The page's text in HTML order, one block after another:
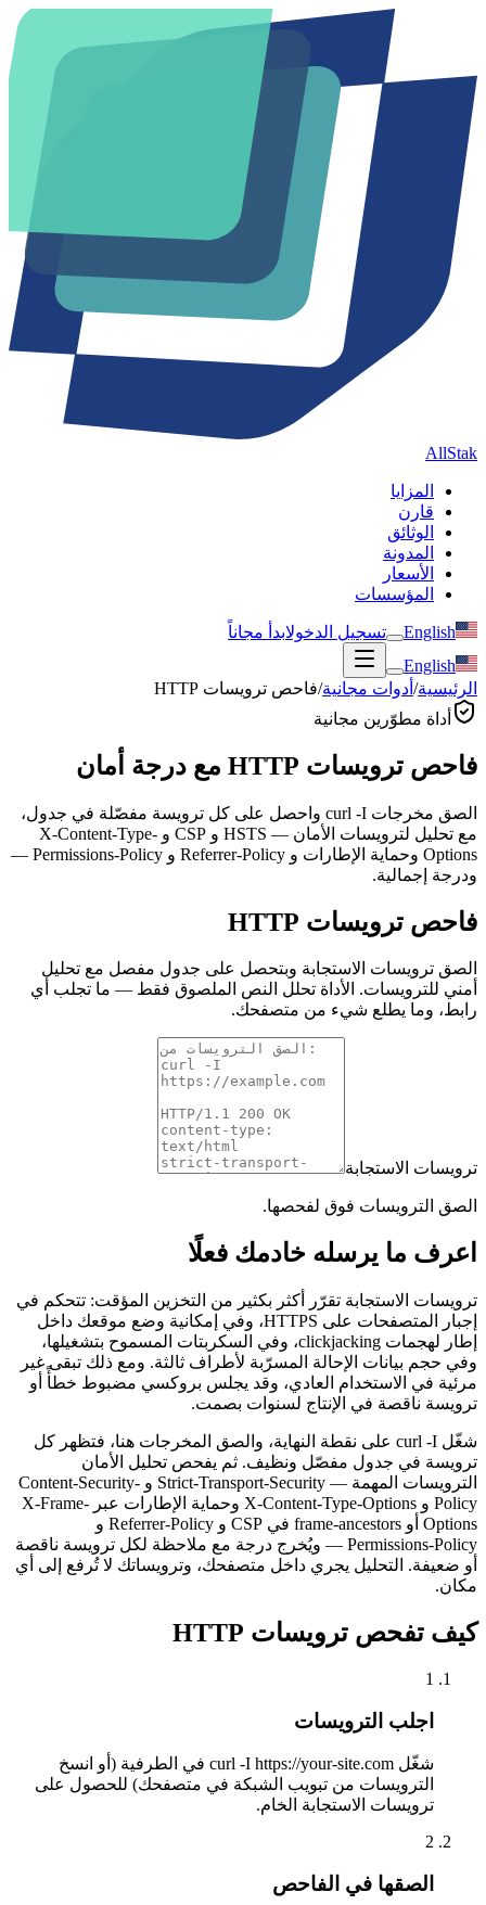
AllStak
المزايا
قارن
الوثائق
المدونة
الأسعار
المؤسسات
English تسجيل الدخولابدأ مجاناً
English
الرئيسية/ أدوات مجانية/فاحص ترويسات HTTP
أداة مطوّرين مجانية
فاحص ترويسات HTTP مع درجة أمان
الصق مخرجات curl -I واحصل على كل ترويسة مفصّلة في جدول،
مع تحليل لترويسات الأمان — HSTS و CSP و X-Content-Type-
Options وحماية الإطارات و Referrer-Policy و Permissions-Policy —
ودرجة إجمالية.
فاحص ترويسات HTTP
الصق ترويسات الاستجابة وبتحصل على جدول مفصل مع تحليل
أمني للترويسات. الأداة تحلل النص الملصوق فقط — ما تجلب أي
رابط، وما يطلع شيء من متصفحك.
ترويسات الاستجابة
الصق الترويسات فوق لفحصها.
اعرف ما يرسله خادمك فعلًا
ترويسات الاستجابة تقرّر أكثر بكثير من التخزين المؤقت: تتحكم في
إجبار المتصفحات على HTTPS، وفي إمكانية وضع موقعك داخل
إطار لهجمات clickjacking، وفي السكربتات المسموح بتشغيلها،
وفي حجم بيانات الإحالة المسرّبة لأطراف ثالثة. ومع ذلك تبقى غير
مرئية في الاستخدام العادي، وقد يجلس بروكسي مضبوط خطأً أو
ترويسة ناقصة في الإنتاج لسنوات بصمت.
شغّل curl -I على نقطة النهاية، والصق المخرجات هنا، فتظهر كل
ترويسة في جدول مفصّل ونظيف. ثم يفحص تحليل الأمان
الترويسات المهمة — Strict-Transport-Security و Content-Security-
Policy و X-Content-Type-Options وحماية الإطارات عبر X-Frame-
Options أو frame-ancestors في CSP و Referrer-Policy و
Permissions-Policy — ويُخرج درجة مع ملاحظة لكل ترويسة ناقصة
أو ضعيفة. التحليل يجري داخل متصفحك، وترويساتك لا تُرفع إلى أي
مكان.
كيف تفحص ترويسات HTTP
1
اجلب الترويسات
شغّل curl -I https://your-site.com في الطرفية (أو انسخ
الترويسات من تبويب الشبكة في متصفحك) للحصول على
ترويسات الاستجابة الخام.
2
الصقها في الفاحص